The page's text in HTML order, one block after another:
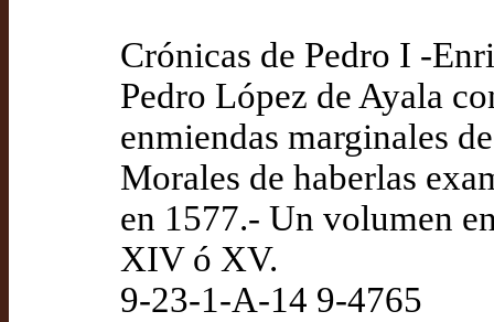
Crónicas de Pedro I -
Pedro López de Ayala
enmiendas marginales
Morales de haberlas
en 1577.- Un volumen
XIV ó XV.
9-23-1-A-14 9-4765